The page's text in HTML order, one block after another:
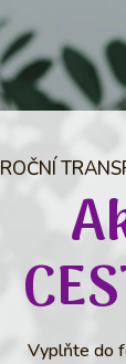
ROČNÍ
Vyplňte do